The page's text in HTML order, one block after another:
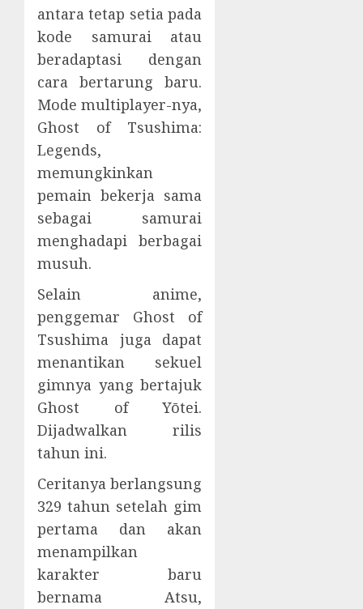
antara tetap setia pada
kode samurai atau
beradaptasi dengan
cara bertarung baru.
Mode multiplayer-nya,
Ghost of Tsushima:
Legends,
memungkinkan
pemain bekerja sama
sebagai samurai
menghadapi berbagai
musuh.
Selain anime,
penggemar Ghost of
Tsushima juga dapat
menantikan sekuel
gimnya yang bertajuk
Ghost of Yōtei.
Dijadwalkan rilis
tahun ini.
Ceritanya berlangsung
329 tahun setelah gim
pertama dan akan
menampilkan
karakter baru
bernama Atsu,